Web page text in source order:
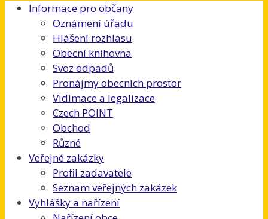
Informace pro občany
Oznámení úřadu
Hlášení rozhlasu
Obecní knihovna
Svoz odpadů
Pronájmy obecních prostor
Vidimace a legalizace
Czech POINT
Obchod
Různé
Veřejné zakázky
Profil zadavatele
Seznam veřejných zakázek
Vyhlášky a nařízení